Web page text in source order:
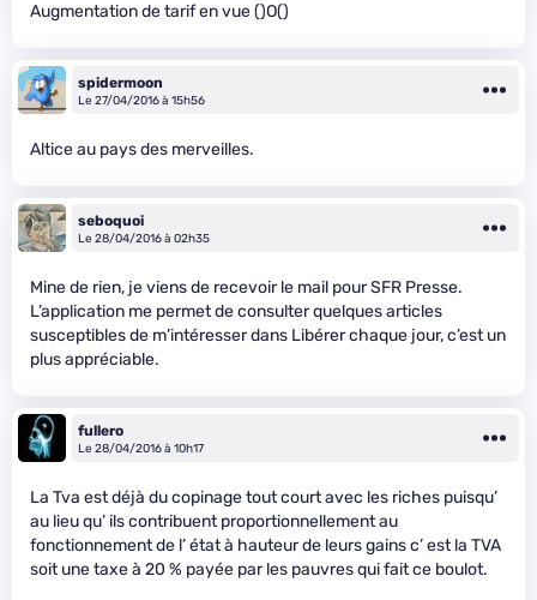
Augmentation de tarif en vue ()O()
spidermoon
Le 27/04/2016 à 15h56
Altice au pays des merveilles.
seboquoi
Le 28/04/2016 à 02h35
Mine de rien, je viens de recevoir le mail pour SFR Presse.
L’application me permet de consulter quelques articles
susceptibles de m’intéresser dans Libérer chaque jour, c’est un
plus appréciable.
fullero
Le 28/04/2016 à 10h17
La Tva est déjà du copinage tout court avec les riches puisqu’
au lieu qu’ ils contribuent proportionnellement au
fonctionnement de l’ état à hauteur de leurs gains c’ est la TVA
soit une taxe à 20 % payée par les pauvres qui fait ce boulot.